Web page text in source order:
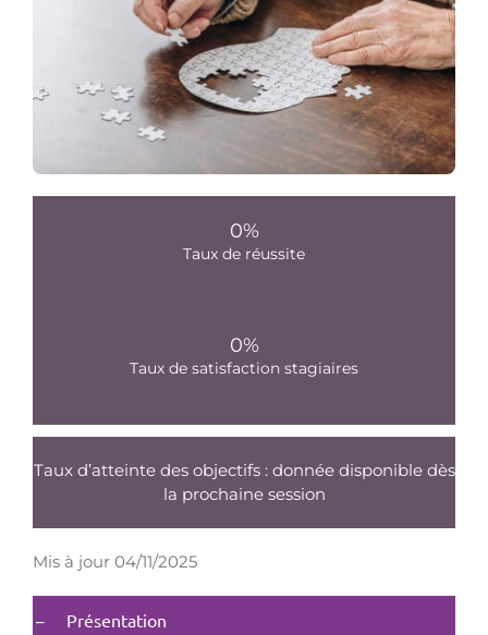
0%
Taux de réussite
0%
Taux de satisfaction stagiaires
Taux d’atteinte des objectifs : donnée disponible dès
la prochaine session
Mis à jour 04/11/2025
Présentation